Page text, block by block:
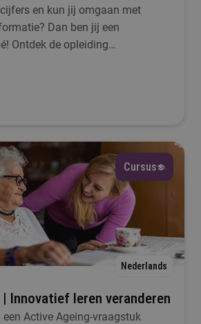
en kun jij omgaan met
Dan ben jij een
Ontdek de opleiding
Cursus
Nederlands
Innovatief leren veranderen
een Active Ageing-vraagstuk